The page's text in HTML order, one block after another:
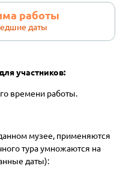
работы
даты
участников:
времени работы.
музее, применяются
тура умножаются на
даты):